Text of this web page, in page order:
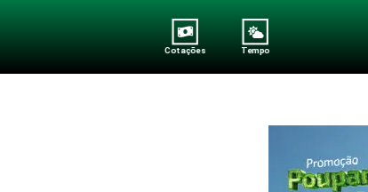
Cotações Tempo